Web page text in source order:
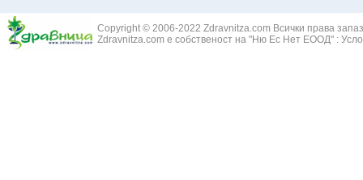
Copyright © 2006-2022 Zdravnitza.com Всички права
Zdravnitza.com е собственост на "Ню Ес Нет ЕООД" :